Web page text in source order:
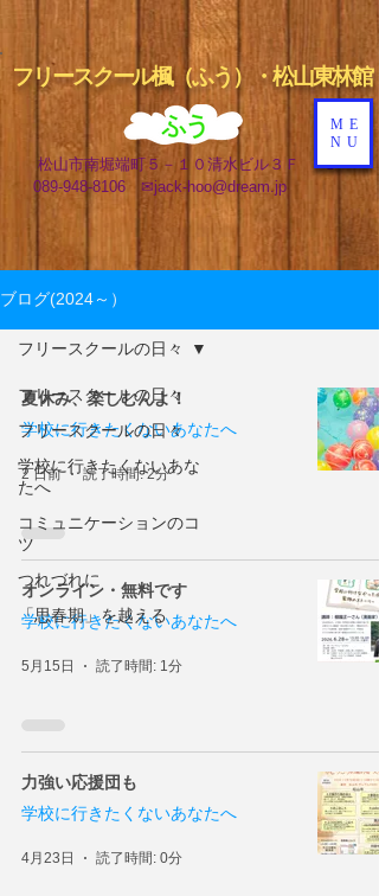
フリースクール楓（ふう）・ 松山東林館
ME
NU
松山市南堀端町５－１０清水ビル３Ｆ
📞
089-948-8106 ✉jack-hoo@dream.jp
ブログ(2024～）
フリースクールの日々
フリースクールの日々
学校に行きたくないあな
たへ
コミュニケーションのコ
ツ
つれづれに
「思春期」を越える
フリースクールの日々
夏休み、楽しむんよ！
学校に行きたくないあなたへ
2 日前 読了時間: 2分
オンライン・無料です
学校に行きたくないあなたへ
5月15日 読了時間: 1分
力強い応援団も
学校に行きたくないあなたへ
4月23日 読了時間: 0分